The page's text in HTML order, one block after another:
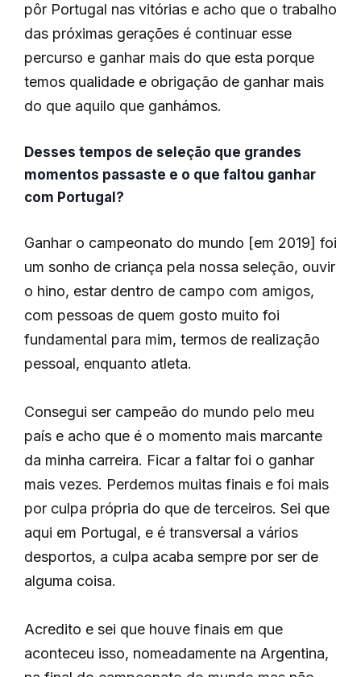
pôr Portugal nas vitórias e acho que o trabalho
das próximas gerações é continuar esse
percurso e ganhar mais do que esta porque
temos qualidade e obrigação de ganhar mais
do que aquilo que ganhámos.
Desses tempos de seleção que grandes
momentos passaste e o que faltou ganhar
com Portugal?
Ganhar o campeonato do mundo [em 2019] foi
um sonho de criança pela nossa seleção, ouvir
o hino, estar dentro de campo com amigos,
com pessoas de quem gosto muito foi
fundamental para mim, termos de realização
pessoal, enquanto atleta.
Consegui ser campeão do mundo pelo meu
país e acho que é o momento mais marcante
da minha carreira. Ficar a faltar foi o ganhar
mais vezes. Perdemos muitas finais e foi mais
por culpa própria do que de terceiros. Sei que
aqui em Portugal, e é transversal a vários
desportos, a culpa acaba sempre por ser de
alguma coisa.
Acredito e sei que houve finais em que
aconteceu isso, nomeadamente na Argentina,